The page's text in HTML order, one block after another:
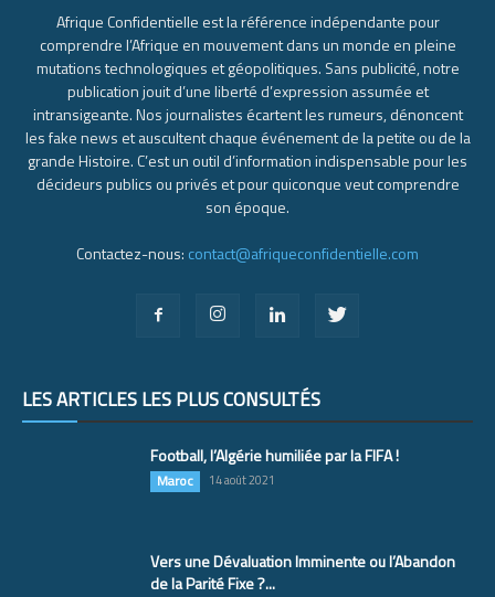
Afrique Confidentielle est la référence indépendante pour
comprendre l’Afrique en mouvement dans un monde en pleine
mutations technologiques et géopolitiques. Sans publicité, notre
publication jouit d’une liberté d’expression assumée et
intransigeante. Nos journalistes écartent les rumeurs, dénoncent
les fake news et auscultent chaque événement de la petite ou de la
grande Histoire. C’est un outil d’information indispensable pour les
décideurs publics ou privés et pour quiconque veut comprendre
son époque.
Contactez-nous: contact@afriqueconfidentielle.com
LES ARTICLES LES PLUS CONSULTÉS
Football, l’Algérie humiliée par la FIFA !
Maroc 14 août 2021
Vers une Dévaluation Imminente ou l’Abandon
de la Parité Fixe ?...